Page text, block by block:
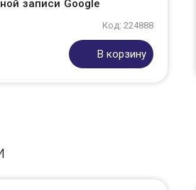
записи Google
Код: 224888
В корзину